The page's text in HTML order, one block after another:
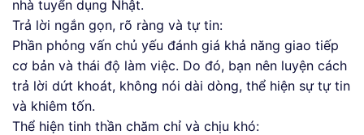
nhà tuyển dụng Nhật.
Trả lời ngắn gọn, rõ ràng và tự tin:
Phần phỏng vấn chủ yếu đánh giá khả năng giao tiếp
cơ bản và thái độ làm việc. Do đó, bạn nên luyện cách
trả lời dứt khoát, không nói dài dòng, thể hiện sự tự tin
và khiêm tốn.
Thể hiện tinh thần chăm chỉ và chịu khó: